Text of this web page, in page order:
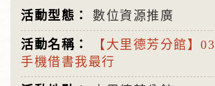
數位資源推廣
【大里德芳分館】
手機借書我最行